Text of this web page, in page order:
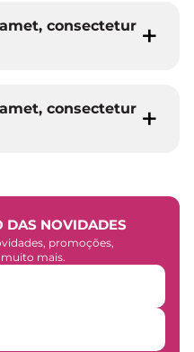
consectetur
consectetur
DAS NOVIDADES
promoções,
muito mais.